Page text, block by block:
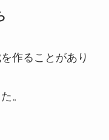
作ることがあり
。